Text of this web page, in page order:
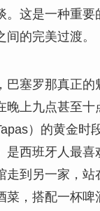
。这是一种重要
的完美过渡。
巴塞罗那真正的
晚上九点甚至十
）的黄金时
是西班牙人最
走到另一家，站
菜，搭配一杯啤